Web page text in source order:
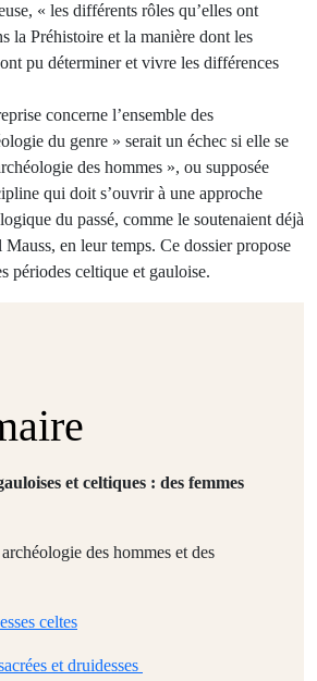
« les différents rôles qu’elles ont
la Préhistoire et la manière dont les
pu déterminer et vivre les différences
concerne l’ensemble des
du genre » serait un échec si elle se
des hommes », ou supposée
qui doit s’ouvrir à une approche
du passé, comme le soutenaient déjà
en leur temps. Ce dossier propose
périodes celtique et gauloise.
et celtiques : des femmes
des hommes et des
celtes
et druidesses